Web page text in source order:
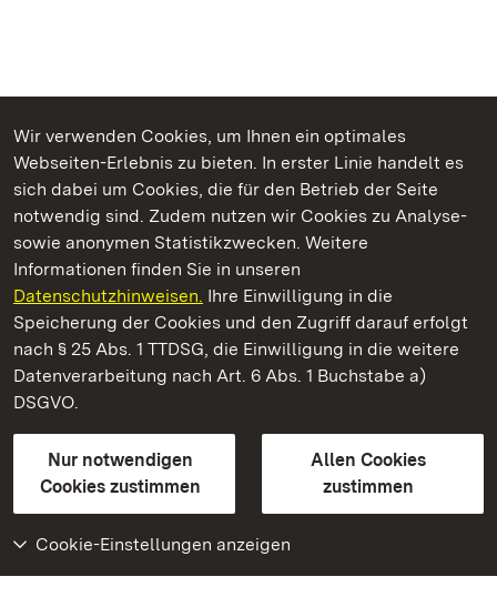
Wir verwenden Cookies, um Ihnen ein optimales
Webseiten-Erlebnis zu bieten. In erster Linie handelt es
sich dabei um Cookies, die für den Betrieb der Seite
notwendig sind. Zudem nutzen wir Cookies zu Analyse-
sowie anonymen Statistikzwecken. Weitere
Informationen finden Sie in unseren
Datenschutzhinweisen. Ihre Einwilligung in die
Speicherung der Cookies und den Zugriff darauf erfolgt
nach § 25 Abs. 1 TTDSG, die Einwilligung in die weitere
Datenverarbeitung nach Art. 6 Abs. 1 Buchstabe a)
DSGVO.
Nur notwendigen
Cookies zustimmen
Allen Cookies
zustimmen
Cookie-Einstellungen anzeigen
Kommen. Staunen. Genießen.
Schloss und Schlossgarten Weikersheim
Staatliche Schlösser und Gärten Baden-Württemberg
Kontakt
GebärdenspracheLeichte Sprache
Erklärung zur Barrierefreiheit
BITV-konform (geprüfte Seiten)
Weiteres